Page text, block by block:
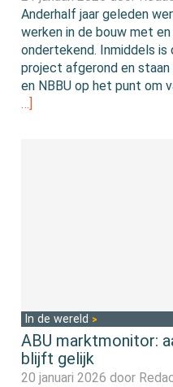
Anderhalf jaar geleden
werken in de bouw met
ondertekend. Inmiddels
project afgerond en
en NBBU op het punt om
…]
In de wereld
ABU marktmonitor:
blijft gelijk
20 januari 2026 door